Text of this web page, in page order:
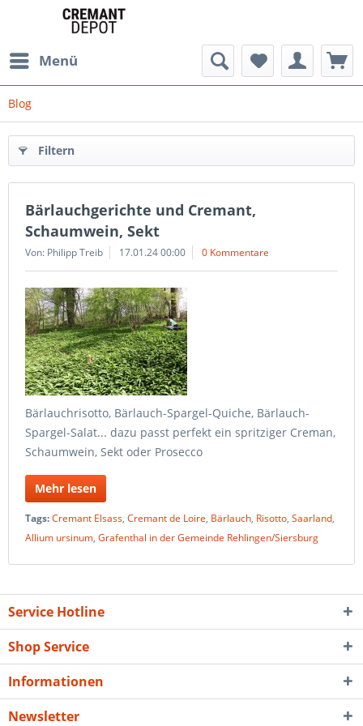
Menü
Blog
Filtern
Bärlauchgerichte und Cremant,
Schaumwein, Sekt
Von: Philipp Treib 17.01.24 00:00 0 Kommentare
Bärlauchrisotto, Bärlauch-Spargel-Quiche, Bärlauch-
Spargel-Salat... dazu passt perfekt ein spritziger Creman,
Schaumwein, Sekt oder Prosecco
Mehr lesen
Tags:Cremant Elsass, Cremant de Loire, Bärlauch, Risotto, Saarland,
Allium ursinum, Grafenthal in der Gemeinde Rehlingen/Siersburg
Service Hotline
Shop Service
Informationen
Newsletter